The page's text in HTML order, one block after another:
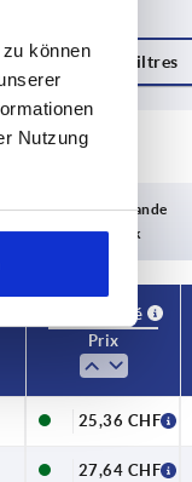
können
Nutzung
livraison sur demande
pas en stock
Disponibilité
Prix
25,36 CHF
27,64 CHF